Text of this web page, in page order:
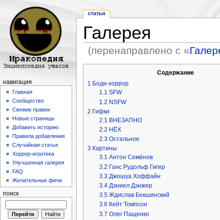
Галерея
(перенаправлено с «
Содержание
1 Боди-хоррор
1.1 SFW
1.2 NSFW
2 Гифки
2.1 ВНЕЗАПНО
2.2 НЁХ
2.3 Остальное
3 Картины
3.1 Антон Семёнов
3.2 Ганс Рудольф Гигер
3.3 Джошуа Хоффайн
3.4 Дэниел Дэнжер
3.5 Ждислав Бекшинский
3.6 Кейт Томпсон
3.7 Олег Пащенко
статья
навигация
Главная
Сообщество
Свежие правки
Новые страницы
Добавить историю
Правила добавления
Случайная статья
Хоррор-игротека
Улучшенная галерея
FAQ
Желательные фичи
поиск